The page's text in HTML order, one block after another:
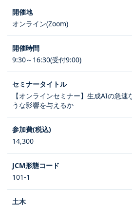
オンライン(Zoom)
9:30～16:30(受付9:00)
【オンラインセミナー】生成AIの急速
うな影響を与えるか
14,300
101-1